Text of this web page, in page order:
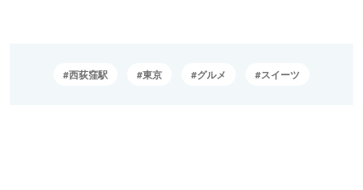
西荻窪駅 東京 グルメ スイーツ